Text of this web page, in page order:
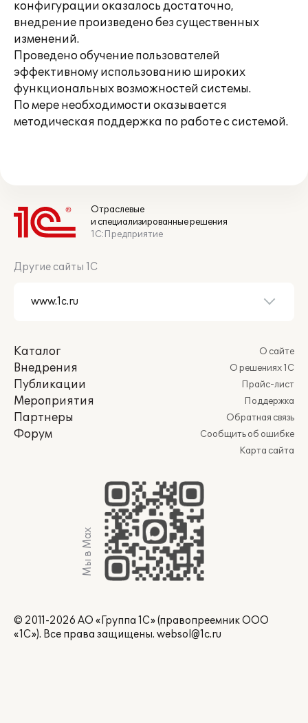
конфигурации оказалось достаточно,
внедрение произведено без существенных
изменений.
Проведено обучение пользователей
эффективному использованию широких
функциональных возможностей системы.
По мере необходимости оказывается
методическая поддержка по работе с системой.
Отраслевые
и специализированные решения
1С:Предприятие
Другие сайты 1С
Каталог
Внедрения
Публикации
Мероприятия
Партнеры
Форум
О сайте
О решениях 1С
Прайс-лист
Поддержка
Обратная связь
Сообщить об ошибке
Карта сайта
Мы в Max
© 2011-2026 АО «Группа 1С» (правопреемник ООО
«1С»). Все права защищены. websol@1c.ru